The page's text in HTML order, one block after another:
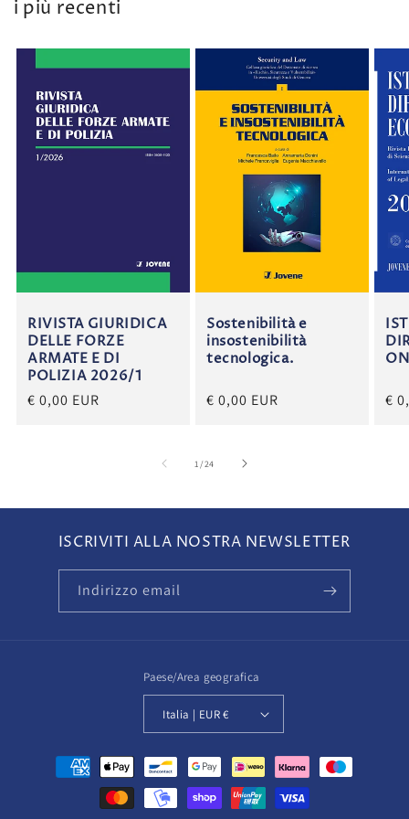
i più recenti
RIVISTA GIURIDICA
DELLE FORZE
ARMATE E DI
POLIZIA 2026/1
€ 0,00 EUR
Sostenibilità e
insostenibilità
tecnologica.
€ 0,00 EUR €
1 /su
24
ISCRIVITI ALLA NOSTRA NEWSLETTER
Indirizzo email
Paese/Area geografica
Italia | EUR €
Metodi
pagamento